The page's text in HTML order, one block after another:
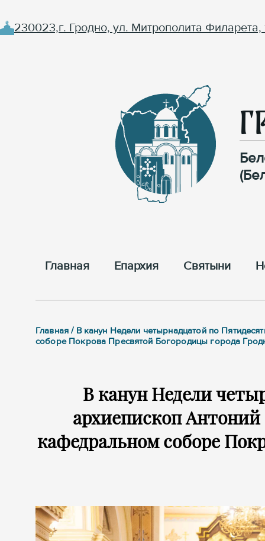
230023,г. Гродно, ул. Митрополита Филарета,
Главная Епархия Cвятыни
Главная / В канун Недели четырнадцатой по
соборе Покрова Пресвятой Богородицы города
В канун Недели
архиепископ
кафедральном соборе